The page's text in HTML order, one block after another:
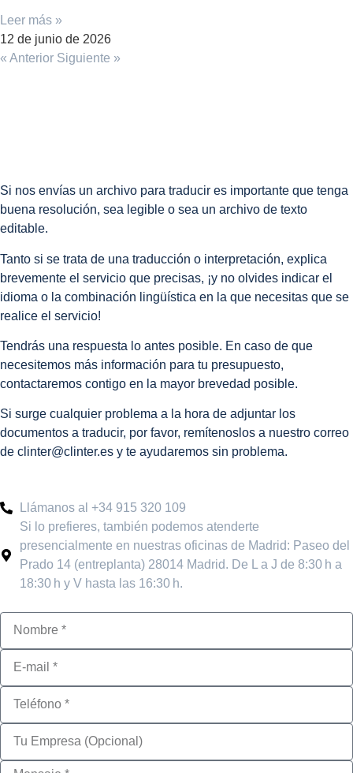
Leer más »
12 de junio de 2026
« Anterior Siguiente »
Si nos envías un archivo para traducir es importante que tenga
buena resolución, sea legible o sea un archivo de texto
editable.
Tanto si se trata de una traducción o interpretación, explica
brevemente el servicio que precisas, ¡y no olvides indicar el
idioma o la combinación lingüística en la que necesitas que se
realice el servicio!
Tendrás una respuesta lo antes posible. En caso de que
necesitemos más información para tu presupuesto,
contactaremos contigo en la mayor brevedad posible.
Si surge cualquier problema a la hora de adjuntar los
documentos a traducir, por favor, remítenoslos a nuestro correo
de clinter@clinter.es y te ayudaremos sin problema.
Llámanos al +34 915 320 109
Si lo prefieres, también podemos atenderte
presencialmente en nuestras oficinas de Madrid: Paseo del
Prado 14 (entreplanta) 28014 Madrid. De L a J de 8:30 h a
18:30 h y V hasta las 16:30 h.